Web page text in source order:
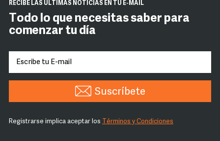
RECIBE LAS ÚLTIMAS NOTICIAS EN TU E-MAIL
Todo lo que necesitas saber para
comenzar tu día
Suscríbete
Registrarse implica aceptar los Términos y Condiciones